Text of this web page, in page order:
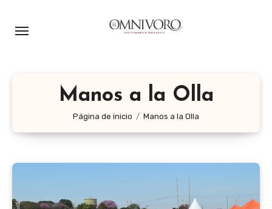
Manos a la Olla
Página de inicio Manos a la Olla